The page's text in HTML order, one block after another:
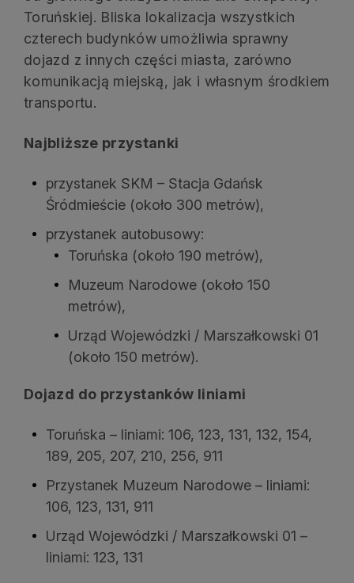
Toruńskiej. Bliska lokalizacja wszystkich
czterech budynków umożliwia sprawny
dojazd z innych części miasta, zarówno
komunikacją miejską, jak i własnym środkiem
transportu.
Najbliższe przystanki
przystanek SKM – Stacja Gdańsk
Śródmieście (około 300 metrów),
przystanek autobusowy:
Toruńska (około 190 metrów),
Muzeum Narodowe (około 150
metrów),
Urząd Wojewódzki / Marszałkowski 01
(około 150 metrów).
Dojazd do przystanków liniami
Toruńska – liniami: 106, 123, 131, 132, 154,
189, 205, 207, 210, 256, 911
Przystanek Muzeum Narodowe – liniami:
106, 123, 131, 911
Urząd Wojewódzki / Marszałkowski 01 –
liniami: 123, 131